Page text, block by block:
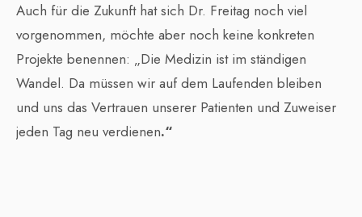
Auch für die Zukunft hat sich Dr. Freitag noch viel
vorgenommen, möchte aber noch keine konkreten
Projekte benennen: „Die Medizin ist im ständigen
Wandel. Da müssen wir auf dem Laufenden bleiben
und uns das Vertrauen unserer Patienten und Zuweiser
jeden Tag neu verdienen.“